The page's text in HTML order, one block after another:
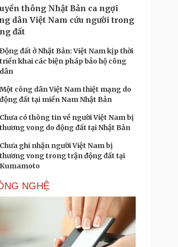
thông Nhật Bản ca ngợi
dân Việt Nam cứu người trong
đất
Động đất ở Nhật Bản: Việt Nam kịp thời
triển khai các biện pháp bảo hộ công
dân
Một công dân Việt Nam thiệt mạng do
động đất tại miền Nam Nhật Bản
Chưa có thông tin về người Việt Nam bị
thương vong do động đất tại Nhật Bản
Chưa ghi nhận người Việt Nam bị
thương vong trong trận động đất tại
Kumamoto
NGHỆ